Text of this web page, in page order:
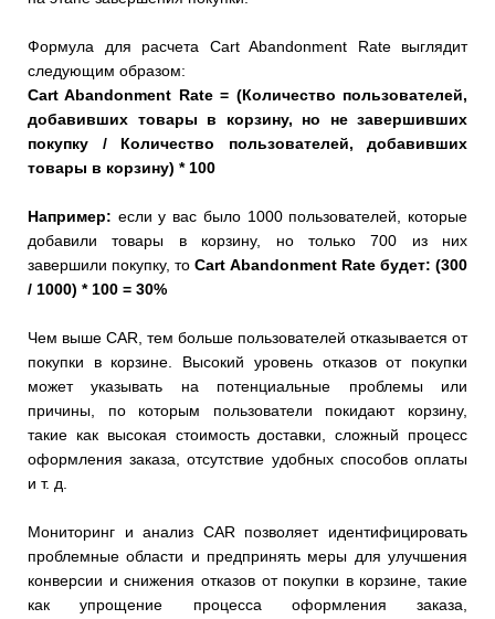
Формула для расчета Cart Abandonment Rate выглядит
следующим образом:
Cart Abandonment Rate = (Количество пользователей,
добавивших товары в корзину, но не завершивших
покупку / Количество пользователей, добавивших
товары в корзину) * 100
Например: если у вас было 1000 пользователей, которые
добавили товары в корзину, но только 700 из них
завершили покупку, то Cart Abandonment Rate будет: (300
/ 1000) * 100 = 30%
Чем выше CAR, тем больше пользователей отказывается от
покупки в корзине. Высокий уровень отказов от покупки
может указывать на потенциальные проблемы или
причины, по которым пользователи покидают корзину,
такие как высокая стоимость доставки, сложный процесс
оформления заказа, отсутствие удобных способов оплаты
и т. д.
Мониторинг и анализ CAR позволяет идентифицировать
проблемные области и предпринять меры для улучшения
конверсии и снижения отказов от покупки в корзине, такие
как упрощение процесса оформления заказа,